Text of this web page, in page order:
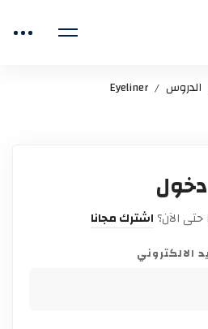
الدروس Eyeliner
دخول
الآن؟ اشترك مجانا
الالكتروني